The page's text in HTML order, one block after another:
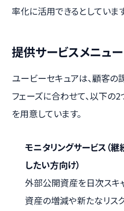
率化に活用できるとしています
提供サービスメニュー
ユービーセキュアは、顧客の
フェーズに合わせて、以下の
を用意しています。
モニタリングサービス（
したい方向け）
外部公開資産を日次スキ
資産の増減や新たなリス